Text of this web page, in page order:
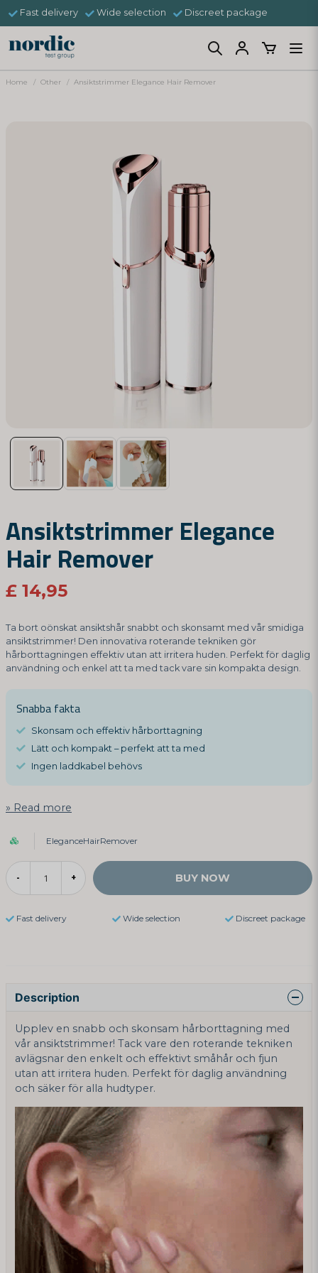
Fast delivery Wide selection Discreet package
Home Other Ansiktstrimmer Elegance Hair Remover
Ansiktstrimmer Elegance
Hair Remover
£ 14,95
Ta bort oönskat ansiktshår snabbt och skonsamt med vår smidiga
ansiktstrimmer! Den innovativa roterande tekniken gör
hårborttagningen effektiv utan att irritera huden. Perfekt för daglig
användning och enkel att ta med tack vare sin kompakta design.
Snabba fakta
Skonsam och effektiv hårborttagning
Lätt och kompakt – perfekt att ta med
Ingen laddkabel behövs
Read more
EleganceHairRemover
- + BUY NOW
Fast delivery Wide selection Discreet package
Description
Upplev en snabb och skonsam hårborttagning med
vår ansiktstrimmer! Tack vare den roterande tekniken
avlägsnar den enkelt och effektivt småhår och fjun
utan att irritera huden. Perfekt för daglig användning
och säker för alla hudtyper.